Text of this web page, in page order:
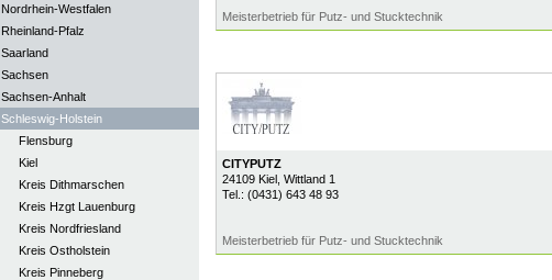
Nordrhein-Westfalen
Rheinland-Pfalz
Saarland
Sachsen
Sachsen-Anhalt
Schleswig-Holstein
Flensburg
Kiel
Kreis Dithmarschen
Kreis Hzgt Lauenburg
Kreis Nordfriesland
Kreis Ostholstein
Kreis Pinneberg
Meisterbetrieb für Putz- und Stucktechnik
CITYPUTZ
24109 Kiel, Wittland 1
Tel.: (0431) 643 48 93
Meisterbetrieb für Putz- und Stucktechnik